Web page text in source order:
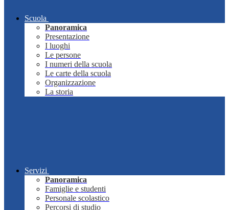
Scuola
Panoramica
Presentazione
I luoghi
Le persone
I numeri della scuola
Le carte della scuola
Organizzazione
La storia
Servizi
Panoramica
Famiglie e studenti
Personale scolastico
Percorsi di studio